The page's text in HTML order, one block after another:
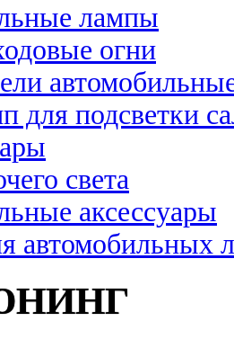
лампы
огни
для подсветки
света
аксессуары
автомобильных